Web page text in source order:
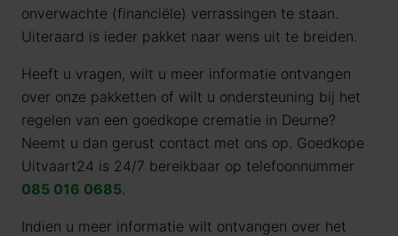
onverwachte (financiële) verrassingen te staan.
Uiteraard is ieder pakket naar wens uit te breiden.
Heeft u vragen, wilt u meer informatie ontvangen
over onze pakketten of wilt u ondersteuning bij het
regelen van een goedkope crematie in Deurne?
Neemt u dan gerust contact met ons op. Goedkope
Uitvaart24 is 24/7 bereikbaar op telefoonnummer
085 016 0685.
Indien u meer informatie wilt ontvangen over het